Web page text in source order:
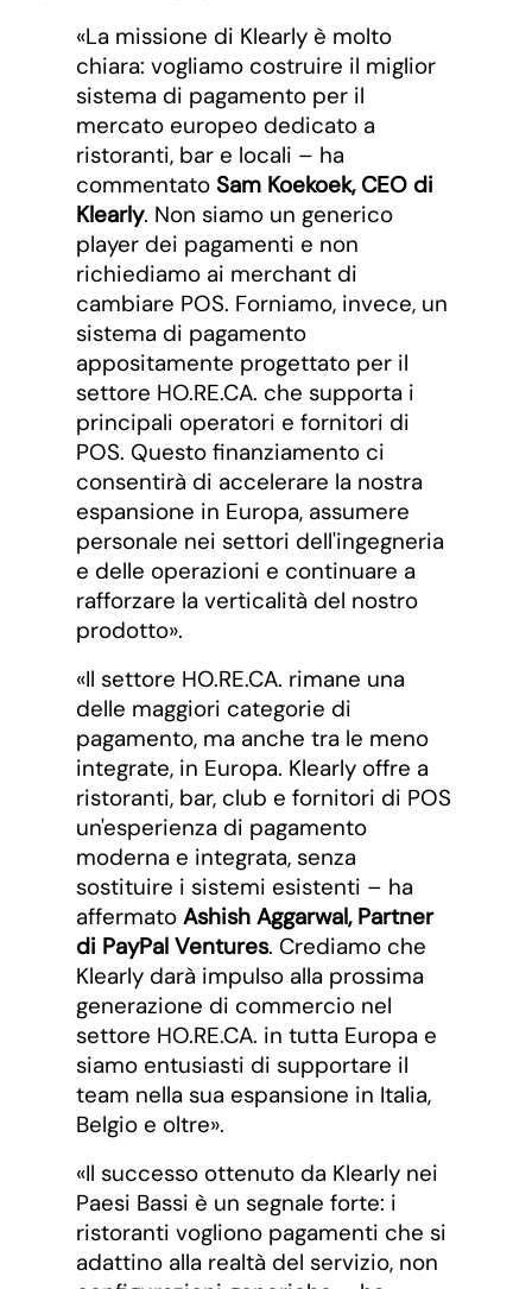
«La missione di Klearly è molto
chiara: vogliamo costruire il miglior
sistema di pagamento per il
mercato europeo dedicato a
ristoranti, bar e locali – ha
commentato Sam Koekoek, CEO di
Klearly. Non siamo un generico
player dei pagamenti e non
richiediamo ai merchant di
cambiare POS. Forniamo, invece, un
sistema di pagamento
appositamente progettato per il
settore HO.RE.CA. che supporta i
principali operatori e fornitori di
POS. Questo finanziamento ci
consentirà di accelerare la nostra
espansione in Europa, assumere
personale nei settori dell'ingegneria
e delle operazioni e continuare a
rafforzare la verticalità del nostro
prodotto».
«Il settore HO.RE.CA. rimane una
delle maggiori categorie di
pagamento, ma anche tra le meno
integrate, in Europa. Klearly offre a
ristoranti, bar, club e fornitori di POS
un'esperienza di pagamento
moderna e integrata, senza
sostituire i sistemi esistenti – ha
affermato Ashish Aggarwal, Partner
di PayPal Ventures. Crediamo che
Klearly darà impulso alla prossima
generazione di commercio nel
settore HO.RE.CA. in tutta Europa e
siamo entusiasti di supportare il
team nella sua espansione in Italia,
Belgio e oltre».
«Il successo ottenuto da Klearly nei
Paesi Bassi è un segnale forte: i
ristoranti vogliono pagamenti che si
adattino alla realtà del servizio, non